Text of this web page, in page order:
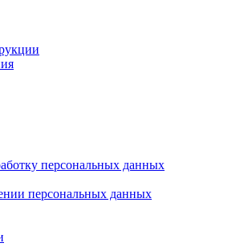
персональных данных
персональных данных